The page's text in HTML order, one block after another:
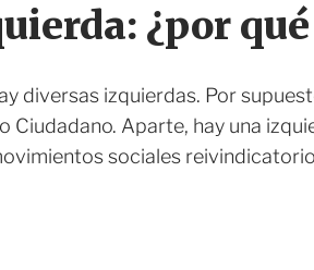
r
¿por
diversas izquierdas. Por
Ciudadano. Aparte, hay una
sociales